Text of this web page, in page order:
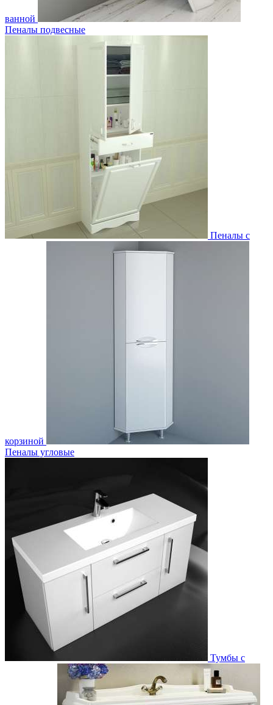
ванной
Пеналы подвесные
Пеналы с
корзиной
Пеналы угловые
Тумбы с